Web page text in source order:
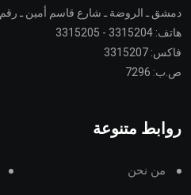
دمشق ـ الروضة ـ شارع قاسم أمين ـ رقم 39
هاتف: 3315204 - 3315205
فاكس: 3315207
ص.ب: 7296
روابط متنوعة
من نحن